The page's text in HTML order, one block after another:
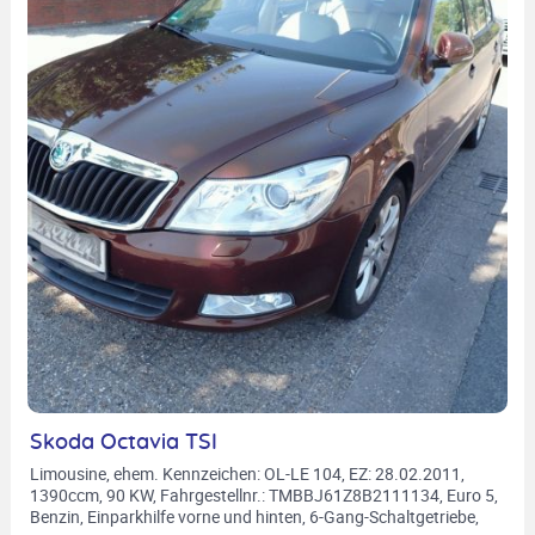
Skoda Octavia TSI
Limousine, ehem. Kennzeichen: OL-LE 104, EZ: 28.02.2011,
1390ccm, 90 KW, Fahrgestellnr.: TMBBJ61Z8B2111134, Euro 5,
Benzin, Einparkhilfe vorne und hinten, 6-Gang-Schaltgetriebe,